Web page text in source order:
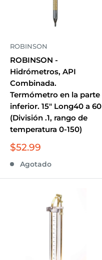
ROBINSON
ROBINSON -
Hidrómetros, API
Combinada.
Termómetro en la parte
inferior. 15" Long40 a 60
(División .1, rango de
temperatura 0-150)
Precio
venta
$52.99
Agotado